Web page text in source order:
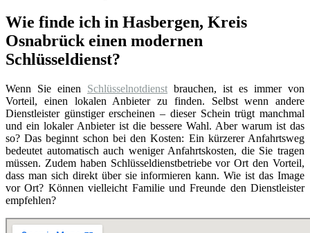
Wie finde ich in Hasbergen, Kreis
Osnabrück einen modernen
Schlüsseldienst?
Wenn Sie einen Schlüsselnotdienst brauchen, ist es immer von
Vorteil, einen lokalen Anbieter zu finden. Selbst wenn andere
Dienstleister günstiger erscheinen – dieser Schein trügt manchmal
und ein lokaler Anbieter ist die bessere Wahl. Aber warum ist das
so? Das beginnt schon bei den Kosten: Ein kürzerer Anfahrtsweg
bedeutet automatisch auch weniger Anfahrtskosten, die Sie tragen
müssen. Zudem haben Schlüsseldienstbetriebe vor Ort den Vorteil,
dass man sich direkt über sie informieren kann. Wie ist das Image
vor Ort? Können vielleicht Familie und Freunde den Dienstleister
empfehlen?